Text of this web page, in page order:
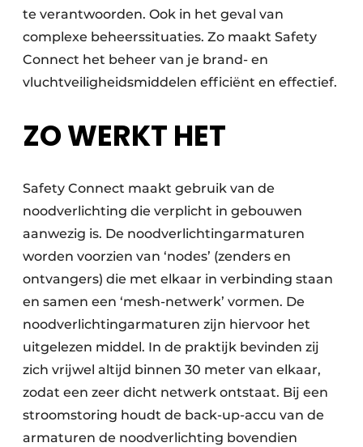
te verantwoorden. Ook in het geval van
complexe beheerssituaties. Zo maakt Safety
Connect het beheer van je brand- en
vluchtveiligheidsmiddelen efficiënt en effectief.
ZO WERKT HET
Safety Connect maakt gebruik van de
noodverlichting die verplicht in gebouwen
aanwezig is. De noodverlichtingarmaturen
worden voorzien van ‘nodes’ (zenders en
ontvangers) die met elkaar in verbinding staan
en samen een ‘mesh-netwerk’ vormen. De
noodverlichtingarmaturen zijn hiervoor het
uitgelezen middel. In de praktijk bevinden zij
zich vrijwel altijd binnen 30 meter van elkaar,
zodat een zeer dicht netwerk ontstaat. Bij een
stroomstoring houdt de back-up-accu van de
armaturen de noodverlichting bovendien